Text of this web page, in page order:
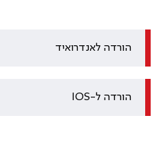
הורדה לאנדרואיד
הורדה ל-IOS